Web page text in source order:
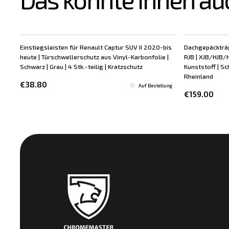
Einstiegsleisten für Renault Captur SUV II 2020-bis
heute | Türschwellerschutz aus Vinyl-Karbonfolie |
Schwarz | Grau | 4 Stk.-teilig | Kratzschutz
€38.80 Auf Bestellung
RJB | XJB/
Kunststoff |
Rheinland
€159.00